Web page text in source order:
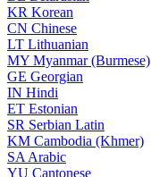
KR Korean
CN Chinese
LT Lithuanian
MY Myanmar (Burmese)
GE Georgian
IN Hindi
ET Estonian
SR Serbian Latin
KM Cambodia (Khmer)
SA Arabic
YU Cantonese